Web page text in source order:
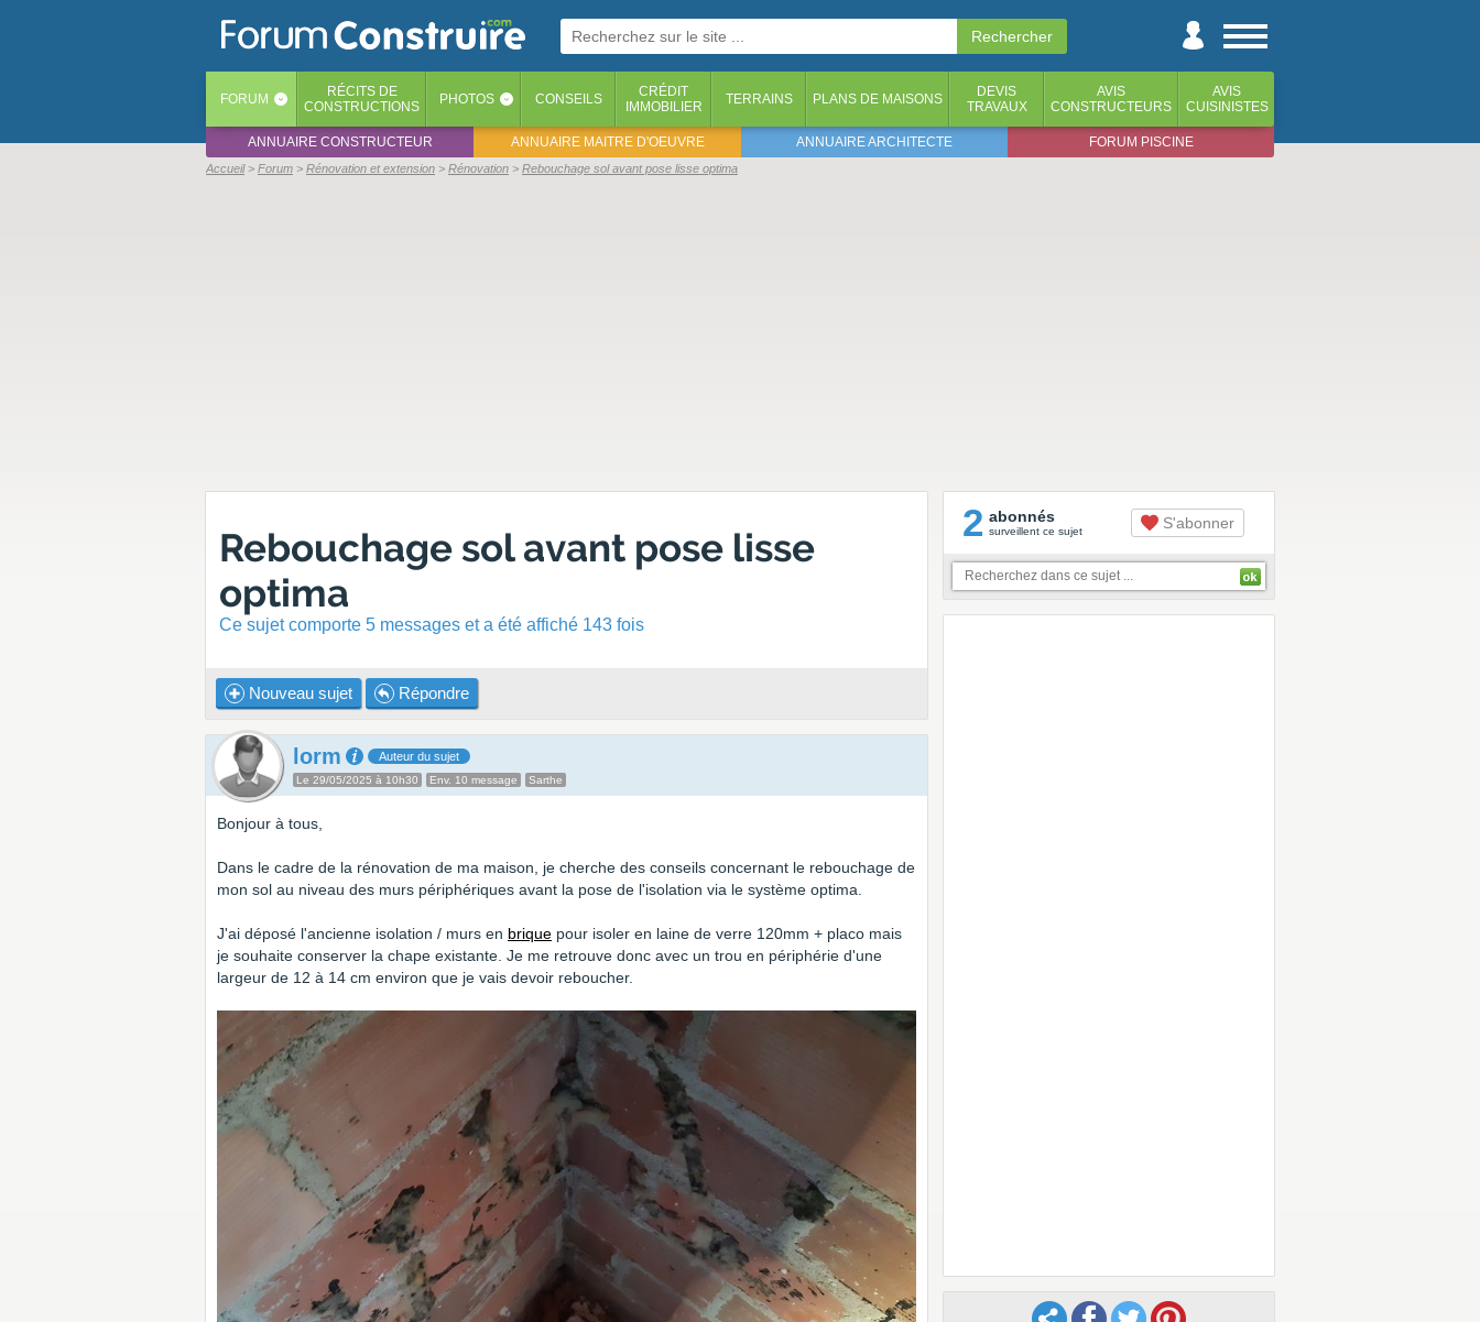
FORUM ‹ RÉCITS DE
CONSTRUCTIONS
PHOTOS ‹ CONSEILS
CRÉDIT
IMMOBILIER
TERRAINS PLANS DE MAISONS
DEVIS
TRAVAUX
AVIS
CONSTRUCTEURS
AVIS
CUISINISTES
ANNUAIRE CONSTRUCTEUR ANNUAIRE MAITRE D'OEUVRE ANNUAIRE ARCHITECTE FORUM PISCINE
Accueil Forum Rénovation et extension Rénovation Rebouchage sol avant pose lisse optima
Rebouchage sol avant pose lisse
optima
Ce sujet comporte 5 messages et a été affiché 143 fois
Nouveau sujet Répondre
lorm Auteur du sujet
Le 29/05/2025 à 10h30 Env. 10 message Sarthe
Bonjour à tous,
Dans le cadre de la rénovation de ma maison, je cherche des conseils concernant le rebouchage de
mon sol au niveau des murs périphériques avant la pose de l'isolation via le système optima.
J'ai déposé l'ancienne isolation / murs en brique pour isoler en laine de verre 120mm + placo mais
je souhaite conserver la chape existante. Je me retrouve donc avec un trou en périphérie d'une
largeur de 12 à 14 cm environ que je vais devoir reboucher.
2 abonnés
surveillent ce sujet S'abonner